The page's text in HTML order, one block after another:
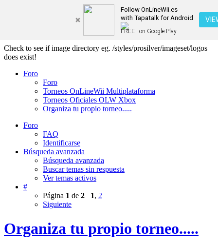
Follow OnLineWii.es
with Tapatalk for Android
FREE - on Google Play
Check to see if image directory eg. /styles/prosilver/imageset/logos
does exist!
Foro
Foro
Torneos OnLineWii Multiplataforma
Torneos Oficiales OLW Xbox
Organiza tu propio torneo.....
Foro
FAQ
Identificarse
Búsqueda avanzada
Búsqueda avanzada
Buscar temas sin respuesta
Ver temas activos
#
Página 1 de 2 1, 2
Siguiente
Organiza tu propio torneo.....